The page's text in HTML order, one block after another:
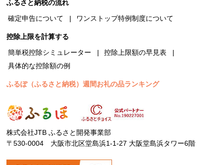
ふるさと納税の流れ
確定申告について
ワンストップ特例制度について
控除上限を計算する
簡単税控除シミュレーター
控除上限額の早見表
具体的な控除額の例
ふるぽ（ふるさと納税）週間お礼の品ランキング
株式会社JTB ふるさと開発事業部
〒530-0004 大阪市北区堂島浜1-1-27 大阪堂島浜タワー6階